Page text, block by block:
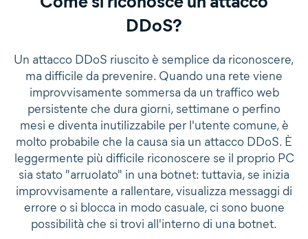
DDoS?
Un attacco DDoS riuscito è semplice da riconoscere,
ma difficile da prevenire. Quando una rete viene
improvvisamente sommersa da un traffico web
persistente che dura giorni, settimane o perfino
mesi e diventa inutilizzabile per l'utente comune, è
molto probabile che la causa sia un attacco DDoS. È
leggermente più difficile riconoscere se il proprio PC
sia stato "arruolato" in una botnet: tuttavia, se inizia
improvvisamente a rallentare, visualizza messaggi di
errore o si blocca in modo casuale, ci sono buone
possibilità che si trovi all'interno di una botnet.